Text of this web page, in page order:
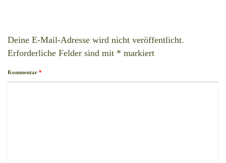
Deine E-Mail-Adresse wird nicht veröffentlicht.
Erforderliche Felder sind mit * markiert
Kommentar *